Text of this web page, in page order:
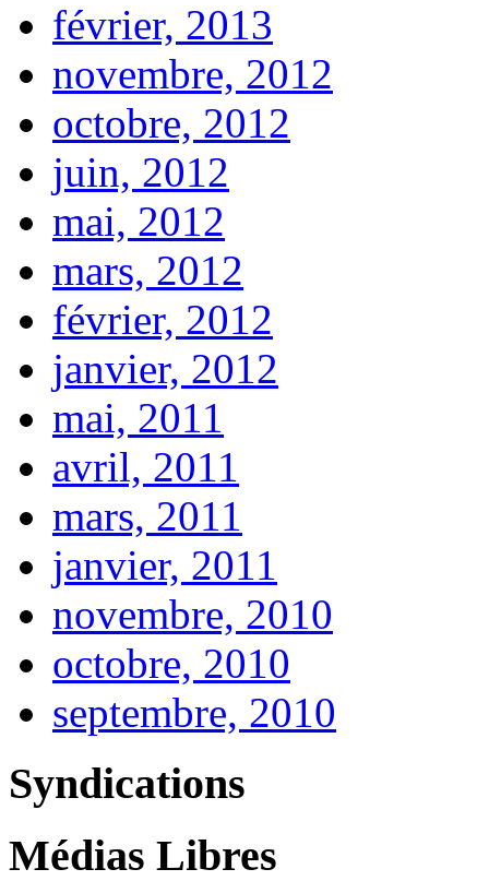
février, 2013
novembre, 2012
octobre, 2012
juin, 2012
mai, 2012
mars, 2012
février, 2012
janvier, 2012
mai, 2011
avril, 2011
mars, 2011
janvier, 2011
novembre, 2010
octobre, 2010
septembre, 2010
Syndications
Médias Libres